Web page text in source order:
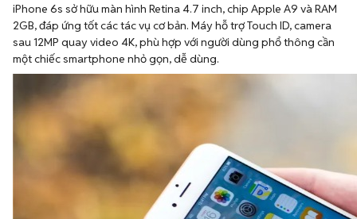
iPhone 6s sở hữu màn hình Retina 4.7 inch, chip Apple A9 và RAM
2GB, đáp ứng tốt các tác vụ cơ bản. Máy hỗ trợ Touch ID, camera
sau 12MP quay video 4K, phù hợp với người dùng phổ thông cần
một chiếc smartphone nhỏ gọn, dễ dùng.